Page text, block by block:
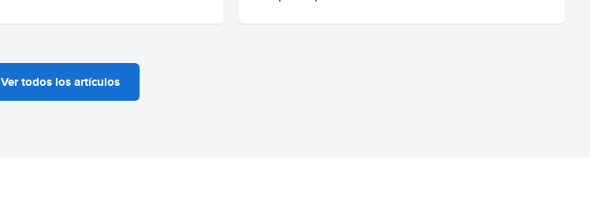
Ver todos los artículos